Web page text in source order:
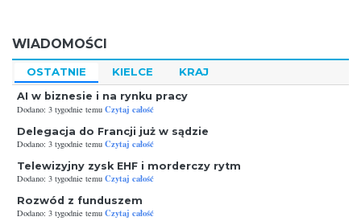
WIADOMOŚCI
OSTATNIE KIELCE KRAJ
AI w biznesie i na rynku pracy
Dodano: 3 tygodnie temu Czytaj całość
Delegacja do Francji już w sądzie
Dodano: 3 tygodnie temu Czytaj całość
Telewizyjny zysk EHF i morderczy rytm
Dodano: 3 tygodnie temu Czytaj całość
Rozwód z funduszem
Dodano: 3 tygodnie temu Czytaj całość